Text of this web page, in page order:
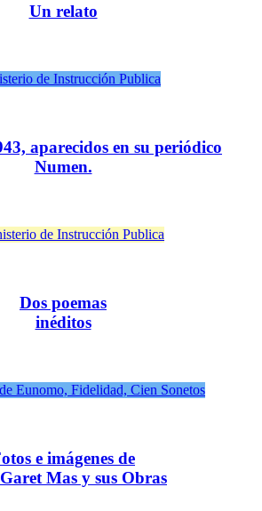
Un relato
aparecidos en su periódico
Numen.
Dos poemas
inéditos
e imágenes de
Mas y sus Obras